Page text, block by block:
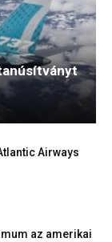
Airways
az amerikai